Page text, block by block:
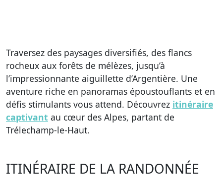
Traversez des paysages diversifiés, des flancs
rocheux aux forêts de mélèzes, jusqu’à
l’impressionnante aiguillette d’Argentière. Une
aventure riche en panoramas époustouflants et en
défis stimulants vous attend. Découvrez itinéraire
captivant au cœur des Alpes, partant de
Trélechamp-le-Haut.
ITINÉRAIRE DE LA RANDONNÉE